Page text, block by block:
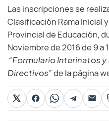
Las inscripciones se
Clasificación Rama Inicial
Provincial de Educación,
Noviembre de 2016 de 9
“Formulario Interinatos
Directivos”de la página